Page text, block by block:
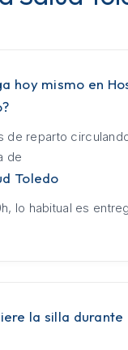
hoy mismo en
de reparto
de
Toledo
lo habitual es
la silla durante